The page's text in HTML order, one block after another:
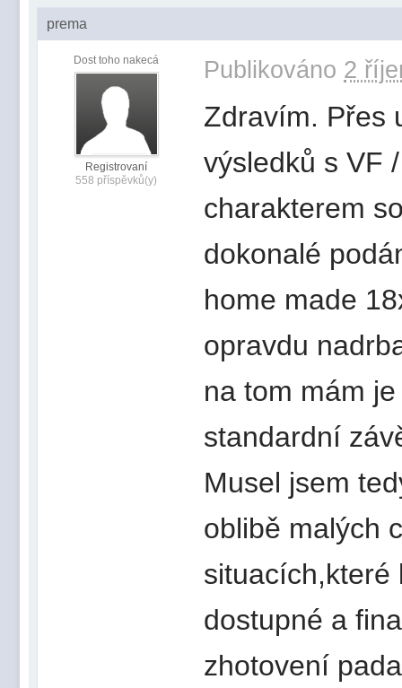
prema
Dost toho nakecá
Registrovaní
558 příspěvků(y)
Publikováno 2
Zdravím. Přes
výsledků s VF
charakterem
dokonalé
home made
opravdu
na tom mám
standardní
Musel jsem
oblibě malých
situacích,které
dostupné a
zhotovení